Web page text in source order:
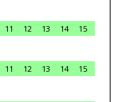
11 12 13 14
15
11 12 13 14
15